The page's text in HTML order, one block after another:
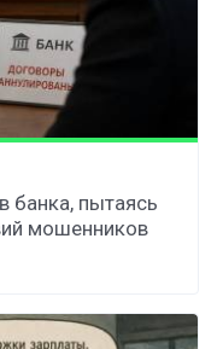
банка, пытаясь
мошенников